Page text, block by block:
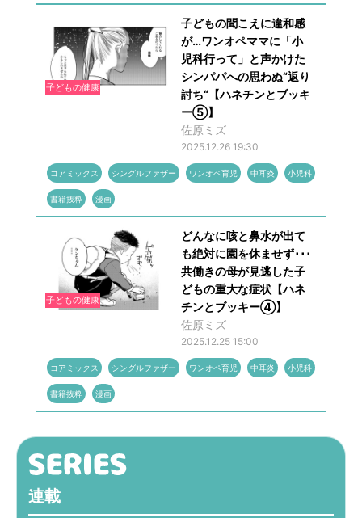
子どもの健康
子どもの聞こえに違和感
が…ワンオペママに「小
児科行って」と声かけた
シンパパへの思わぬ“返り
討ち“【ハネチンとブッキ
ー⑤】
佐原ミズ
2025.12.26 19:30
コアミックス シングルファザー ワンオペ育児 中耳炎 小児科
書籍抜粋 漫画
子どもの健康
どんなに咳と鼻水が出て
も絶対に園を休ませず･･･
共働きの母が見逃した子
どもの重大な症状【ハネ
チンとブッキー④】
佐原ミズ
2025.12.25 15:00
コアミックス シングルファザー ワンオペ育児 中耳炎 小児科
書籍抜粋 漫画
連載